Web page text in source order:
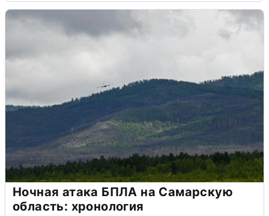
Ночная атака БПЛА на Самарскую
область: хронология